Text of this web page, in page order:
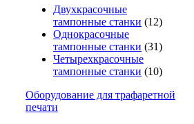
Двухкрасочные
тампонные станки (12)
Однокрасочные
тампонные станки (31)
Четырехкрасочные
тампонные станки (10)
Оборудование для трафаретной
печати